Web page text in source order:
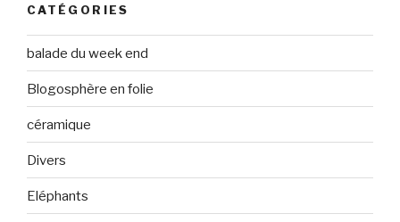
CATÉGORIES
balade du week end
Blogosphère en folie
céramique
Divers
Eléphants